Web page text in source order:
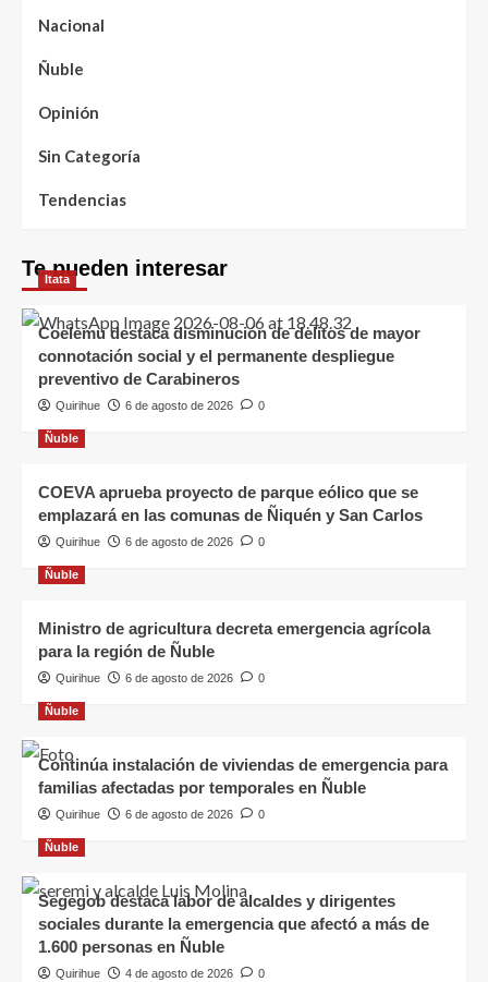
Nacional
Ñuble
Opinión
Sin Categoría
Tendencias
Te pueden interesar
Itata
Coelemu destaca disminución de delitos de mayor
connotación social y el permanente despliegue
preventivo de Carabineros
Quirihue 6 de agosto de 2026 0
Ñuble
COEVA aprueba proyecto de parque eólico que se
emplazará en las comunas de Ñiquén y San Carlos
Quirihue 6 de agosto de 2026 0
Ñuble
Ministro de agricultura decreta emergencia agrícola
para la región de Ñuble
Quirihue 6 de agosto de 2026 0
Ñuble
Continúa instalación de viviendas de emergencia para
familias afectadas por temporales en Ñuble
Quirihue 6 de agosto de 2026 0
Ñuble
Segegob destaca labor de alcaldes y dirigentes
sociales durante la emergencia que afectó a más de
1.600 personas en Ñuble
Quirihue 4 de agosto de 2026 0